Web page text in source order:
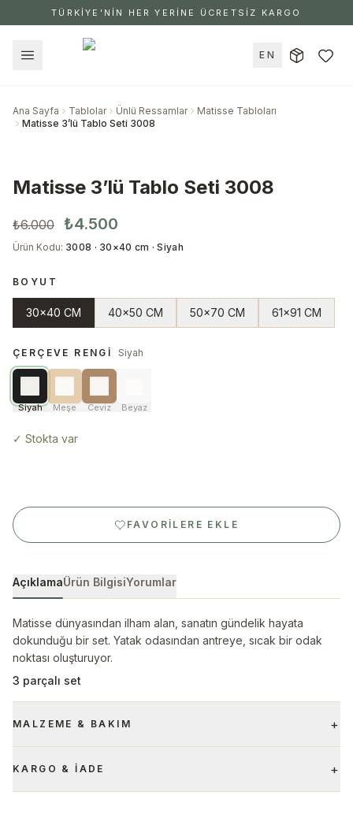
TÜRKİYE'NİN HER YERİNE ÜCRETSİZ KARGO
EN
Ana Sayfa Tablolar Ünlü Ressamlar
Matisse Tabloları
Matisse 3’lü Tablo Seti 3008
Matisse 3’lü Tablo Seti 3008
₺6.000 ₺4.500
Ürün Kodu: 3008 · 30×40 cm · Siyah
BOYUT
30x40 CM 40x50 CM 50x70 CM 61x91 CM
ÇERÇEVE RENGI Siyah
Siyah Meşe Ceviz Beyaz
✓ Stokta var
FAVORILERE EKLE
AçıklamaÜrün BilgisiYorumlar
Matisse dünyasından ilham alan, sanatın gündelik hayata
dokunduğu bir set. Yatak odasından antreye, sıcak bir odak
noktası oluşturuyor.
3 parçalı set
MALZEME & BAKIM +
KARGO & İADE +